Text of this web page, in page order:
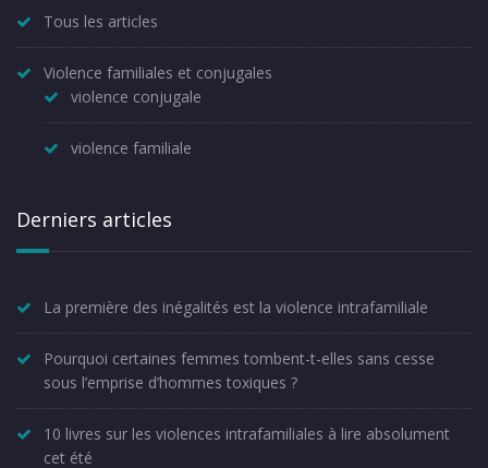
Tous les articles
Violence familiales et conjugales
violence conjugale
violence familiale
Derniers articles
La première des inégalités est la violence intrafamiliale
Pourquoi certaines femmes tombent-t-elles sans cesse
sous l’emprise d’hommes toxiques ?
10 livres sur les violences intrafamiliales à lire absolument
cet été